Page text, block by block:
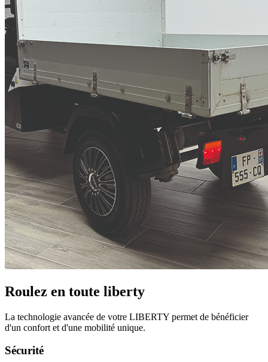
Roulez en toute liberty
La technologie avancée de votre LIBERTY permet de bénéficier
d'un confort et d'une mobilité unique.
Sécurité